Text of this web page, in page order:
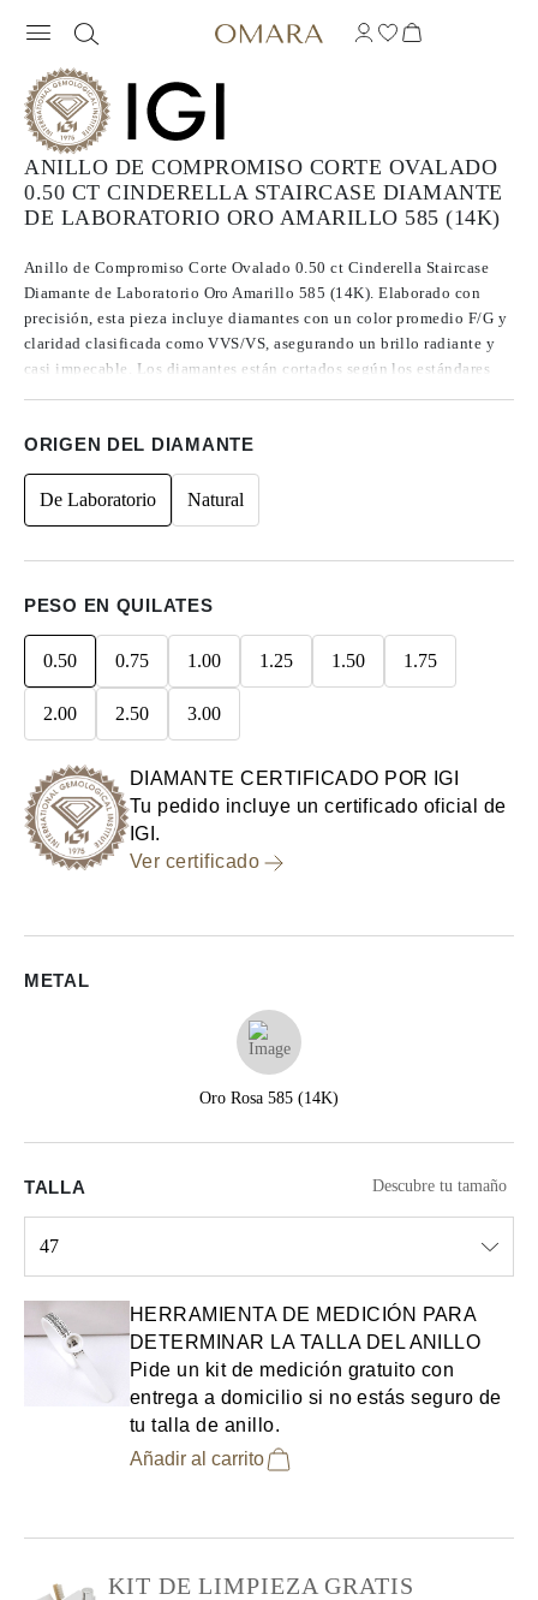
ANILLO DE COMPROMISO CORTE OVALADO
0.50 CT CINDERELLA STAIRCASE DIAMANTE
DE LABORATORIO ORO AMARILLO 585 (14K)
Anillo de Compromiso Corte Ovalado 0.50 ct Cinderella Staircase
Diamante de Laboratorio Oro Amarillo 585 (14K). Elaborado con
precisión, esta pieza incluye diamantes con un color promedio F/G y
claridad clasificada como VVS/VS, asegurando un brillo radiante y
casi impecable. Los diamantes están cortados según los estándares
excepcional, y no presentan fluorescencia.
ORIGEN DEL DIAMANTE
De Laboratorio Natural
PESO EN QUILATES
0.50 0.75 1.00 1.25 1.50 1.75
2.00 2.50 3.00
DIAMANTE CERTIFICADO POR IGI
Tu pedido incluye un certificado oficial de
IGI.
Ver certificado
METAL
Oro Rosa 585 (14K)
TALLA Descubre tu tamaño
47
HERRAMIENTA DE MEDICIÓN PARA
DETERMINAR LA TALLA DEL ANILLO
Pide un kit de medición gratuito con
entrega a domicilio si no estás seguro de
tu talla de anillo.
Añadir al carrito
KIT DE LIMPIEZA GRATIS